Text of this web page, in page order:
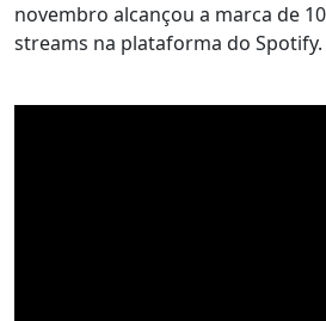
novembro alcançou a marca de
streams na plataforma do Spotify.